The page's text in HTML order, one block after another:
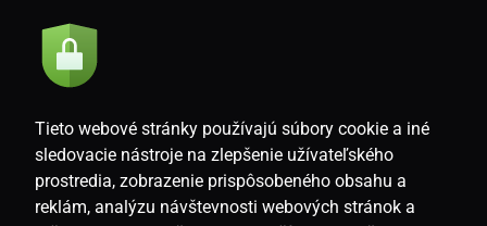
Súhlasím so
SK
Tieto webové stránky používajú súbory cookie a iné
sledovacie nástroje na zlepšenie užívateľského
prostredia, zobrazenie prispôsobeného obsahu a
reklám, analýzu návštevnosti webových stránok a